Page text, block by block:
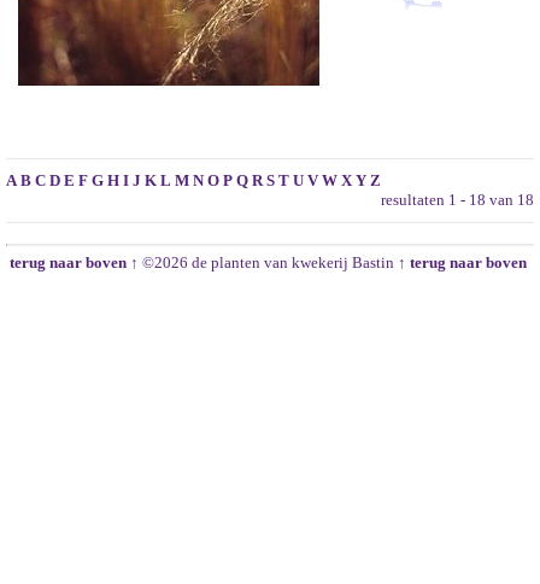
A B C D E F G H I J K L M N O P Q R S T U V W X Y Z
resultaten 1 - 18 van 18
terug naar boven ↑ ©2026 de planten van kwekerij Bastin ↑ terug naar boven